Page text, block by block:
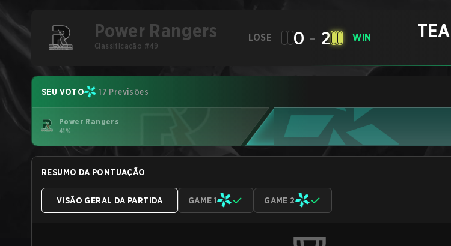
Power Rangers
Classificação #49
LOSE 0 - 2 WIN
SEU VOTO 17 Previsões
Power Rangers
41%
RESUMO DA PONTUAÇÃO
VISÃO GERAL DA PARTIDA GAME 1 GAME 2